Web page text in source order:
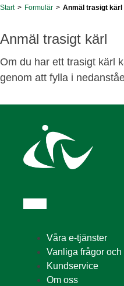
Start > Formulär > Anmäl trasigt kärl
Anmäl trasigt kärl
Om du har ett trasigt kärl
genom att fylla i
Våra e-tjänster
Vanliga frågor och
Kundservice
Om oss